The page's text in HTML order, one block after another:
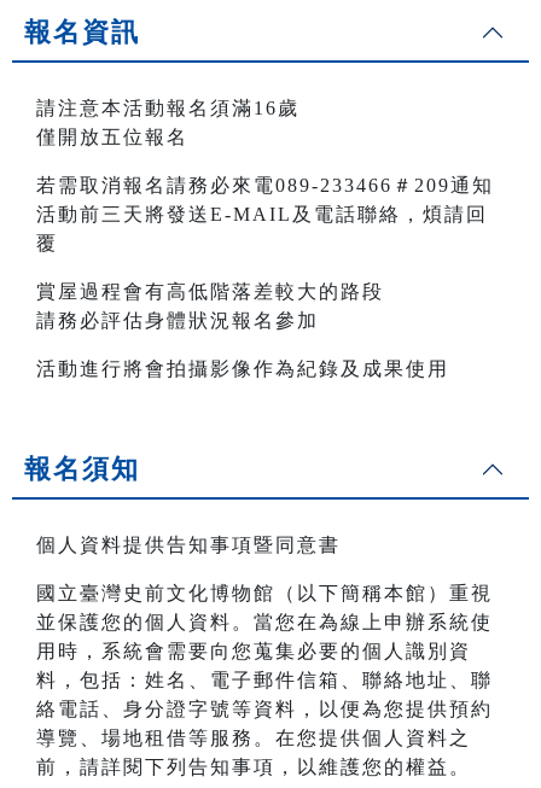
報名資訊
請注意本活動報名須滿16歲
僅開放五位報名
若需取消報名請務必來電089-233466＃209通知
活動前三天將發送E-MAIL及電話聯絡，煩請回
覆
賞屋過程會有高低階落差較大的路段
請務必評估身體狀況報名參加
活動進行將會拍攝影像作為紀錄及成果使用
報名須知
個人資料提供告知事項暨同意書
國立臺灣史前文化博物館（以下簡稱本館）重視
並保護您的個人資料。當您在為線上申辦系統使
用時，系統會需要向您蒐集必要的個人識別資
料，包括：姓名、電子郵件信箱、聯絡地址、聯
絡電話、身分證字號等資料，以便為您提供預約
導覽、場地租借等服務。在您提供個人資料之
前，請詳閱下列告知事項，以維護您的權益。